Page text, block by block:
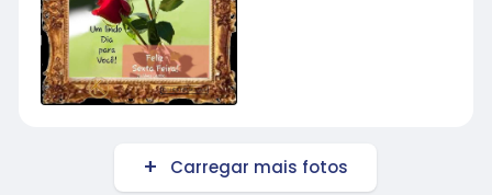
Carregar mais fotos